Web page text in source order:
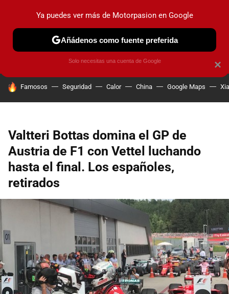
PRUEBAS COCHES ELÉCTRICOS OBSERVATORIO
HOY SE HABLA DE
Famosos Seguridad Calor China Google Maps
Valtteri Bottas domina el GP de
Austria de F1 con Vettel luchando
hasta el final. Los españoles,
retirados
×
Ya puedes ver más de Motorpasion en Google
Añádenos como fuente preferida
Solo necesitas una cuenta de Google